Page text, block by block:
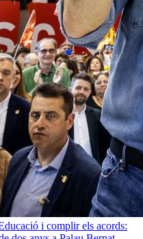
i complir els acords: